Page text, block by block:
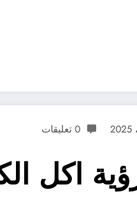
0 تعليقات
اكل